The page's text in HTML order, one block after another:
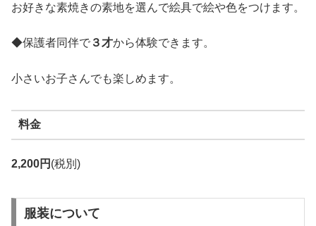
お好きな素焼きの素地を選んで絵具で絵や色をつけます。
◆保護者同伴で ３才から体験できます。
小さいお子さんでも楽しめます。
料金
2,200円 (税別)
服装について